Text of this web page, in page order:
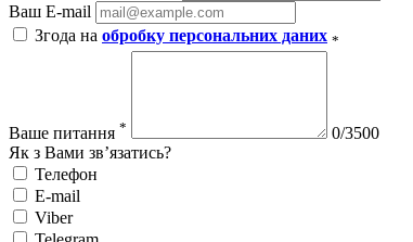
Ваш E-mail
Згода на обробку персональних даних *
Ваше питання *
0/3500
Як з Вами зв’язатись?
Телефон
E-mail
Viber